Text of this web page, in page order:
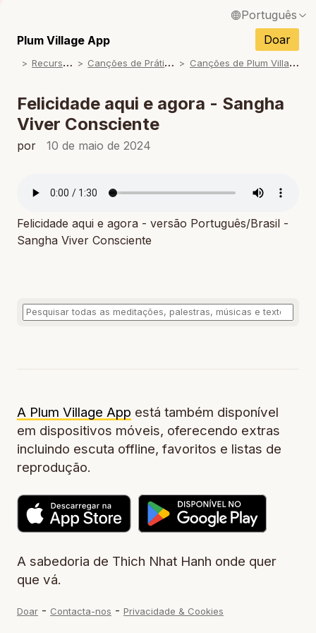
Português
Français / Francês
Español / Espanhol
Plum Village App
Doar
R
ecursos C
anções de Prática C
anções de Plum Village
Felicidade aqui e agora - Sangha
Viver Consciente
por 10 de maio de 2024
Felicidade aqui e agora - versão Português/Brasil -
Sangha Viver Consciente
A Plum Village App está também disponível
em dispositivos móveis, oferecendo extras
incluindo escuta offline, favoritos e listas de
reprodução.
A sabedoria de Thich Nhat Hanh onde quer
que vá.
Doar - Contacta-nos - Privacidade & Cookies